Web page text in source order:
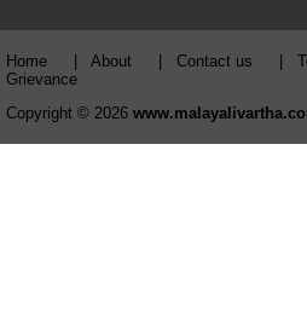
Home About Contact us
Grievance
Copyright © 2026